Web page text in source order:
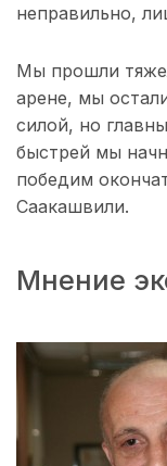
неправильно,
Мы прошли
арене, мы
силой, но
быстрей мы
победим
Саакашвили.
Мнение